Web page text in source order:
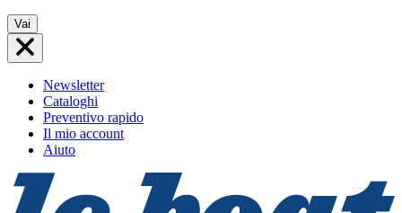
Vai
al
contenuto
Vai
Newsletter
Cataloghi
Preventivo rapido
Il mio account
Aiuto